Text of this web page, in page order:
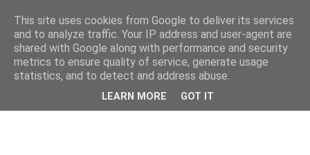
This site uses cookies from Google to deliver its services
and to analyze traffic. Your IP address and user-agent are
shared with Google along with performance and security
metrics to ensure quality of service, generate usage
statistics, and to detect and address abuse.
LEARN MORE GOT IT